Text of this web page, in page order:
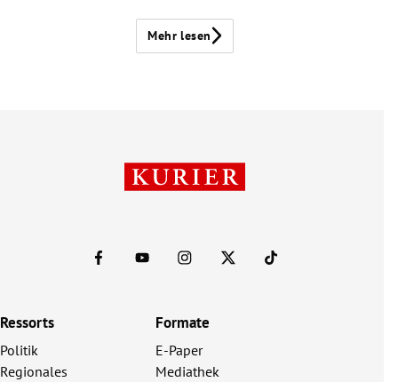
Mehr lesen
Ressorts
Politik
Regionales
Formate
E-Paper
Mediathek